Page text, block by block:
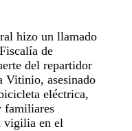
hizo un llamado
de
del repartidor
Vitinio, asesinado
eléctrica,
familiares
vigilia en el